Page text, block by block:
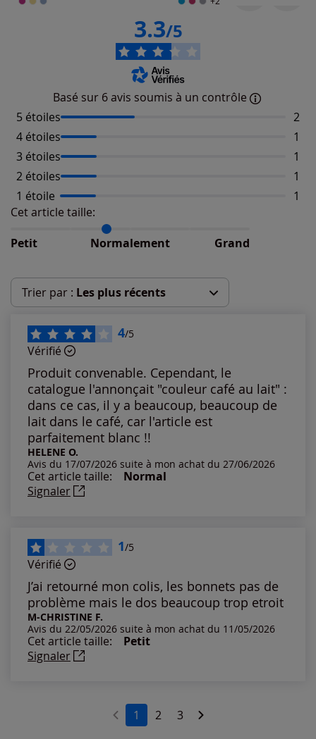
3.3/5
Basé sur 6 avis soumis à un contrôle
5 étoiles
2
4 étoiles
1
3 étoiles
1
2 étoiles
1
1 étoile
1
Cet article taille:
Petit
Normalement Grand
Répartition du taillant selon les avis clients
Taille normalement : 75%
Taille petit : 25%
Taille grand : 0%
Trier par : Les plus récents
Les plus récents
Les plus anciens
Notes les plus élevées
Notes les plus basses
4/5
Vérifié
Produit convenable. Cependant, le
catalogue l'annonçait "couleur café au lait" :
dans ce cas, il y a beaucoup, beaucoup de
lait dans le café, car l'article est
parfaitement blanc !!
HELENE O.
Avis du 17/07/2026 suite à mon achat du 27/06/2026
Cet article taille:
Normal
Signaler
1/5
Vérifié
J’ai retourné mon colis, les bonnets pas de
problème mais le dos beaucoup trop etroit
M-CHRISTINE F.
Avis du 22/05/2026 suite à mon achat du 11/05/2026
Cet article taille:
Petit
Signaler
1 2 3